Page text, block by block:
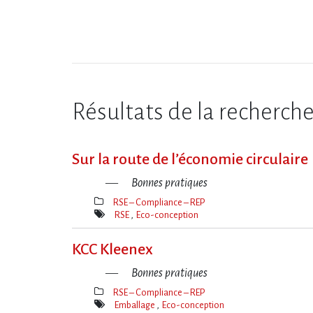
Résultats de la recherche
Sur la route de l​‌’économie circulaire
Bonnes pratiques
Thèmes(s)
RSE – Compliance – REP
Mot(s)-
RSE Eco-conception
KCC Kleenex
Bonnes pratiques
Thèmes(s)
RSE – Compliance – REP
Emballage Eco-conception